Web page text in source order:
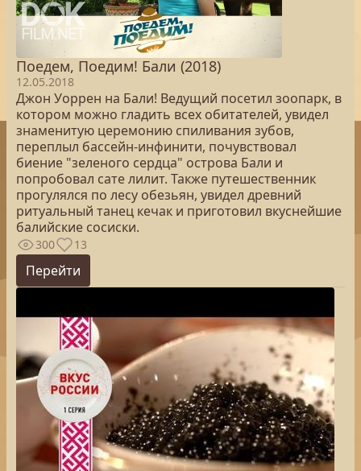
Поедем, Поедим! Бали (2018)
12.05.2018
Джон Уоррен на Бали! Ведущий посетил зоопарк, в
котором можно гладить всех обитателей, увидел
знаменитую церемонию спиливания зубов,
переплыл бассейн-инфинити, почувствовал
биение "зеленого сердца" острова Бали и
попробовал сате лилит. Также путешественник
прогулялся по лесу обезьян, увидел древний
ритуальный танец кечак и приготовил вкуснейшие
балийские сосиски.
300 13
Перейти